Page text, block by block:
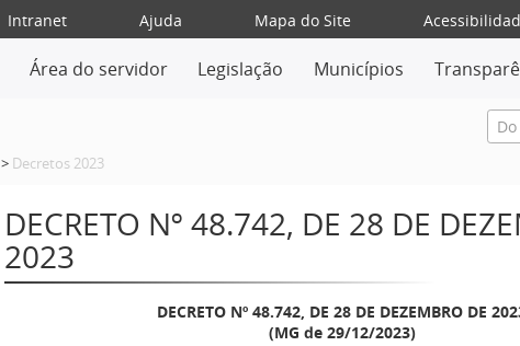
Intranet Ajuda Mapa do Site
Área do servidor Legislação Municípios
> Decretos 2023
DECRETO Nº 48.742, DE 28 DE
2023
DECRETO Nº 48.742, DE 28 DE DEZEMBRO DE
(MG de 29/12/2023)